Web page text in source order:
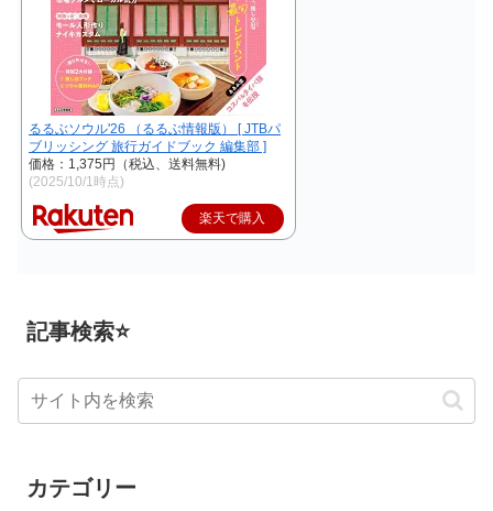
るるぶソウル'26 （るるぶ情報版） [ JTBパ
ブリッシング 旅行ガイドブック 編集部 ]
価格：1,375円（税込、送料無料)
(2025/10/1時点)
楽天で購入
記事検索⭐
カテゴリー